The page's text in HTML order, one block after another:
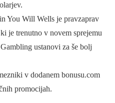
You Will Wells je pravzaprav
je trenutno v novem sprejemu
ustanovi za še bolj
v dodanem bonusu.com
promocijah.